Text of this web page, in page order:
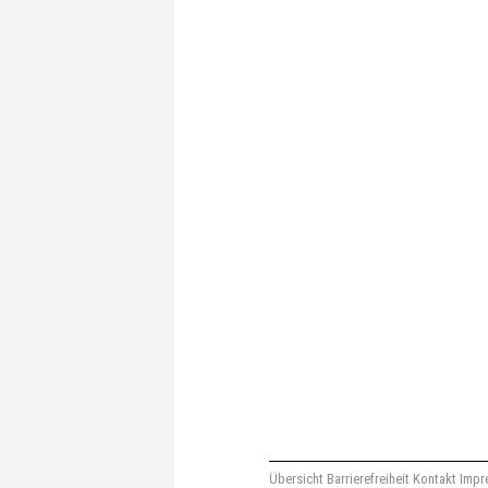
Übersicht Barrierefreiheit Kontakt